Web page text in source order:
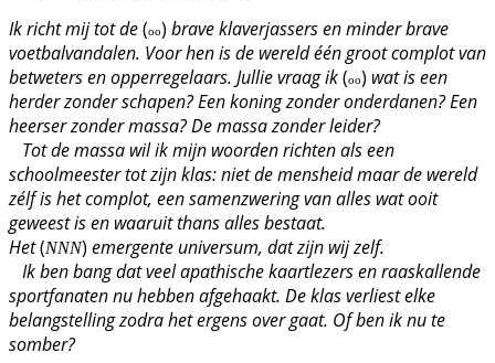
Ik richt mij tot de(oo) brave klaverjassers en minder brave
voetbalvandalen. Voor hen is de wereld één groot complot van
betweters en opperregelaars. Jullie vraag ik(oo) wat is een
herder zonder schapen? Een koning zonder onderdanen? Een
heerser zonder massa? De massa zonder leider?
Tot de massa wil ik mijn woorden richten als een
schoolmeester tot zijn klas: niet de mensheid maar de wereld
zélf is het complot, een samenzwering van alles wat ooit
geweest is en waaruit thans alles bestaat.
Het(NNN) emergente universum, dat zijn wij zelf.
Ik ben bang dat veel apathische kaartlezers en raaskallende
sportfanaten nu hebben afgehaakt. De klas verliest elke
belangstelling zodra het ergens over gaat. Of ben ik nu te
somber?